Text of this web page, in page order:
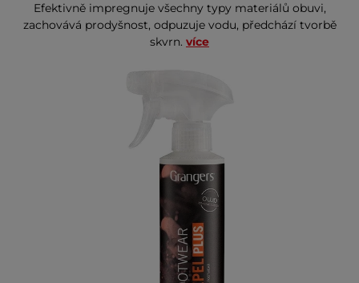
Efektivně impregnuje všechny typy materiálů obuvi,
zachovává prodyšnost, odpuzuje vodu, předchází tvorbě
skvrn. více